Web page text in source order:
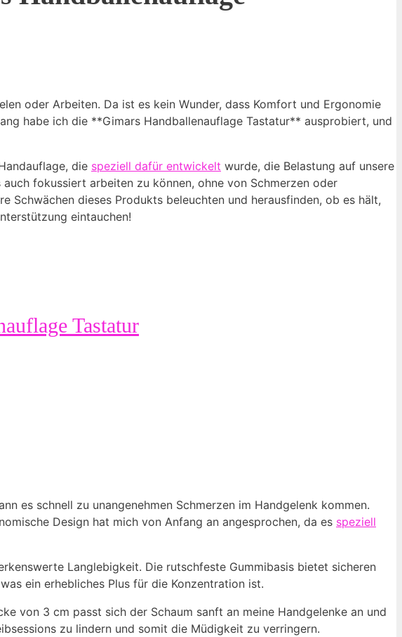
oder Arbeiten. Da ist es kein Wunder, dass Komfort und Ergonomie
habe ich die **Gimars Handballenauflage Tastatur** ausprobiert, und
die speziell dafür entwickelt wurde, die Belastung auf unsere
fokussiert arbeiten zu können, ohne von Schmerzen oder
Schwächen dieses Produkts beleuchten und herausfinden, ob es hält,
eintauchen!
Tastatur
es schnell zu unangenehmen Schmerzen im Handgelenk kommen.
Design hat mich von Anfang an angesprochen, da es speziell
Langlebigkeit. Die rutschfeste Gummibasis bietet sicheren
ein erhebliches Plus für die Konzentration ist.
von 3 cm passt sich der Schaum sanft an meine Handgelenke an und
zu lindern und somit die Müdigkeit zu verringern.